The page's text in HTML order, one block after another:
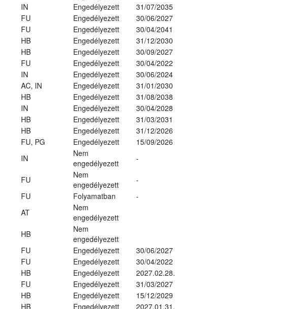
IN Engedélyezett
31/07/2035
FU Engedélyezett
30/06/2027
FU Engedélyezett
30/04/2041
HB Engedélyezett
31/12/2030
HB Engedélyezett
30/09/2027
FU Engedélyezett
30/04/2022
IN Engedélyezett
30/06/2024
AC, IN Engedélyezett
31/01/2030
HB Engedélyezett
31/08/2038
IN Engedélyezett
30/04/2028
HB Engedélyezett
31/03/2031
HB Engedélyezett
31/12/2026
FU, PG Engedélyezett
15/09/2026
IN
Nem
engedélyezett
-
FU
Nem
engedélyezett
-
FU Folyamatban
-
AT
Nem
engedélyezett
HB
Nem
engedélyezett
FU Engedélyezett
30/06/2027
FU Engedélyezett
30/04/2022
HB Engedélyezett
2027.02.28.
FU Engedélyezett
31/03/2027
HB Engedélyezett
15/12/2029
HB Engedélyezett 2027.01.31.